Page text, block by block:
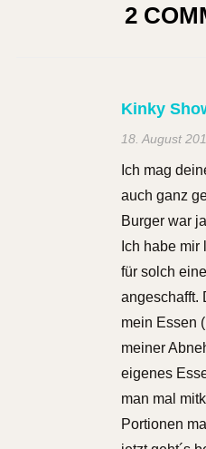
2
Kinky
18. August
Ich mag
auch ganz
Burger war
Ich habe
für solch
angeschafft.
mein Essen
meiner
eigenes
man mal
Portionen